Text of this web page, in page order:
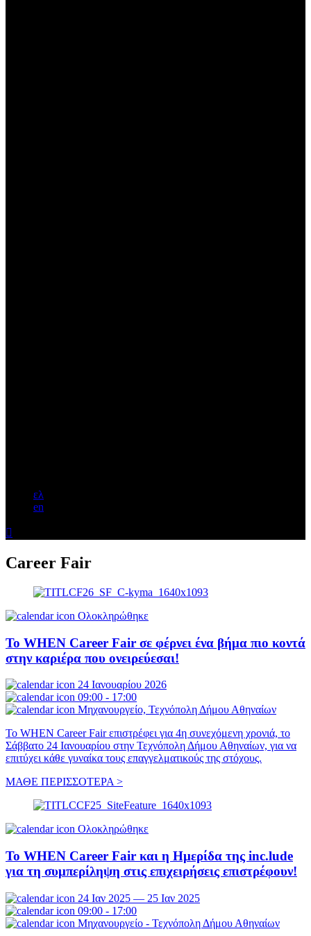
ελ
en

Career Fair
Ολοκληρώθηκε
Το WHEN Career Fair σε φέρνει ένα βήμα πιο κοντά
στην καριέρα που ονειρεύεσαι!
24 Ιανουαρίου 2026
09:00 - 17:00
Μηχανουργείο, Τεχνόπολη Δήμου Αθηναίων
Το WHEN Career Fair επιστρέφει για 4η συνεχόμενη χρονιά, το
Σάββατο 24 Ιανουαρίου στην Τεχνόπολη Δήμου Αθηναίων, για να
επιτύχει κάθε γυναίκα τους επαγγελματικούς της στόχους.
ΜΑΘΕ ΠΕΡΙΣΣΟΤΕΡΑ >
Ολοκληρώθηκε
Το WHEN Career Fair και η Ημερίδα της inc.lude
για τη συμπερίληψη στις επιχειρήσεις επιστρέφουν!
24 Ιαν 2025 — 25 Ιαν 2025
09:00 - 17:00
Μηχανουργείο - Τεχνόπολη Δήμου Αθηναίων